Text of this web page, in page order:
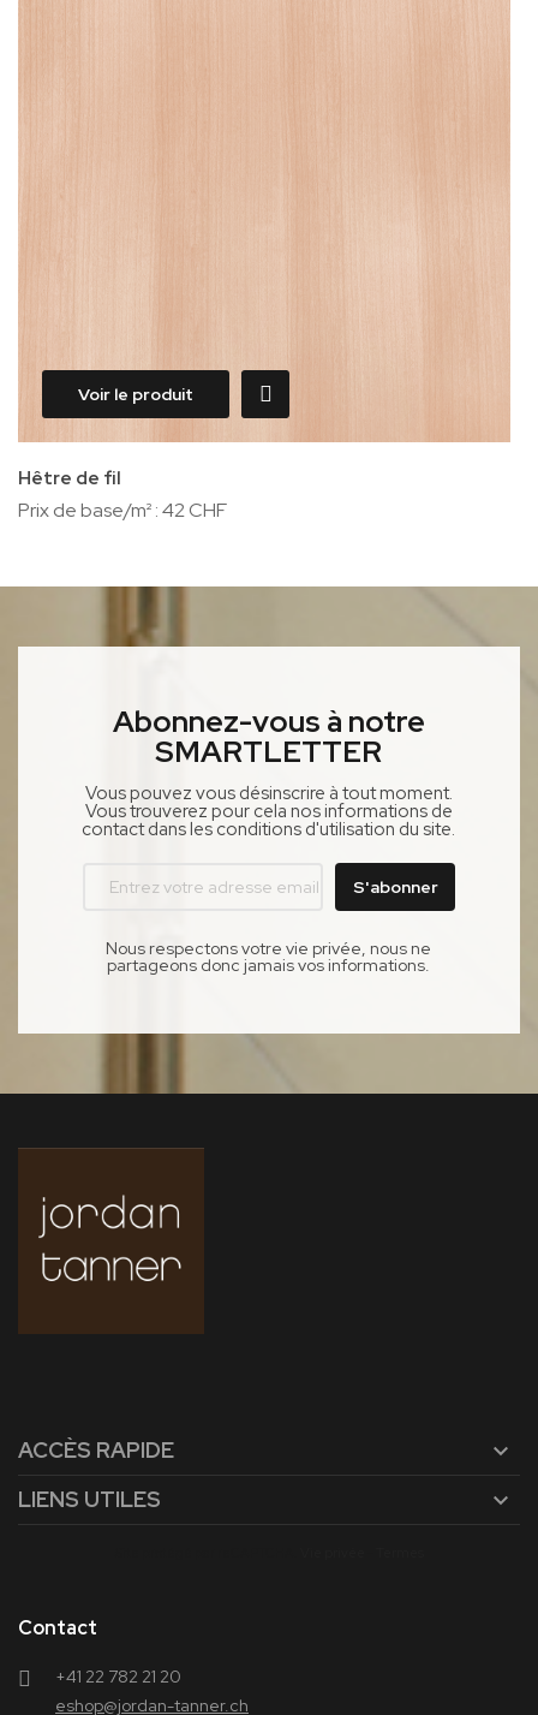
Voir le produit
Hêtre de fil
Prix de base/m² :42 CHF
Abonnez-vous à notre
SMARTLETTER
Vous pouvez vous désinscrire à tout moment.
Vous trouverez pour cela nos informations de
contact dans les conditions d'utilisation du site.
Nous respectons votre vie privée, nous ne
partageons donc jamais vos informations.
ACCÈS RAPIDE 
LIENS UTILES 
Contact
+41 22 782 21 20
eshop@jordan-tanner.ch